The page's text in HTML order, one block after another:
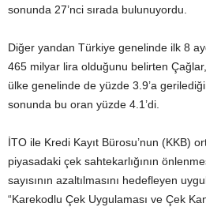
sonunda 27’nci sırada bulunuyordu.
Diğer yandan Türkiye genelinde ilk 8
465 milyar lira olduğunu belirten Çağlar,
ülke genelinde de yüzde 3.9’a
sonunda bu oran yüzde 4.1’di.
İTO ile Kredi Kayıt Bürosu’nun (KKB)
piyasadaki çek sahtekarlığının
sayısının azaltılmasını hedefleyen
“Karekodlu Çek Uygulaması ve Çek